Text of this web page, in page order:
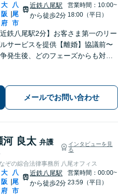
大
阪
府
八
尾
市
近鉄八尾駅
から徒歩2分
営業時間：10:00~
18:00（平日）
近鉄八尾駅2分】お客さま第一のリー
サービスを提供【離婚】協議前〜
発生後、どのフェーズからも対
保険会社側の事情に精通し、適切な
償金の獲得を目指します【夜間・休
談OK】
メールでお問い合わせ
河 良太 弁護
インタビューを見
る
ぞの綜合法律事務所 八尾オフィス
大
阪
府
八
尾
市
近鉄八尾駅
から徒歩2分
営業時間：00:00~
23:59（平日）